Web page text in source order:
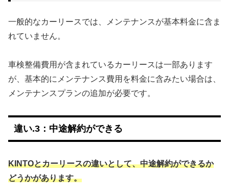
一般的なカーリースでは、メンテナンスが基本料金に含ま
れていません。
車検整備費用が含まれているカーリースは一部あります
が、基本的にメンテナンス費用を料金に含みたい場合は、
メンテナンスプランの追加が必要です。
違い.3：中途解約ができる
KINTOとカーリースの違いとして、中途解約ができるか
どうかがあります。